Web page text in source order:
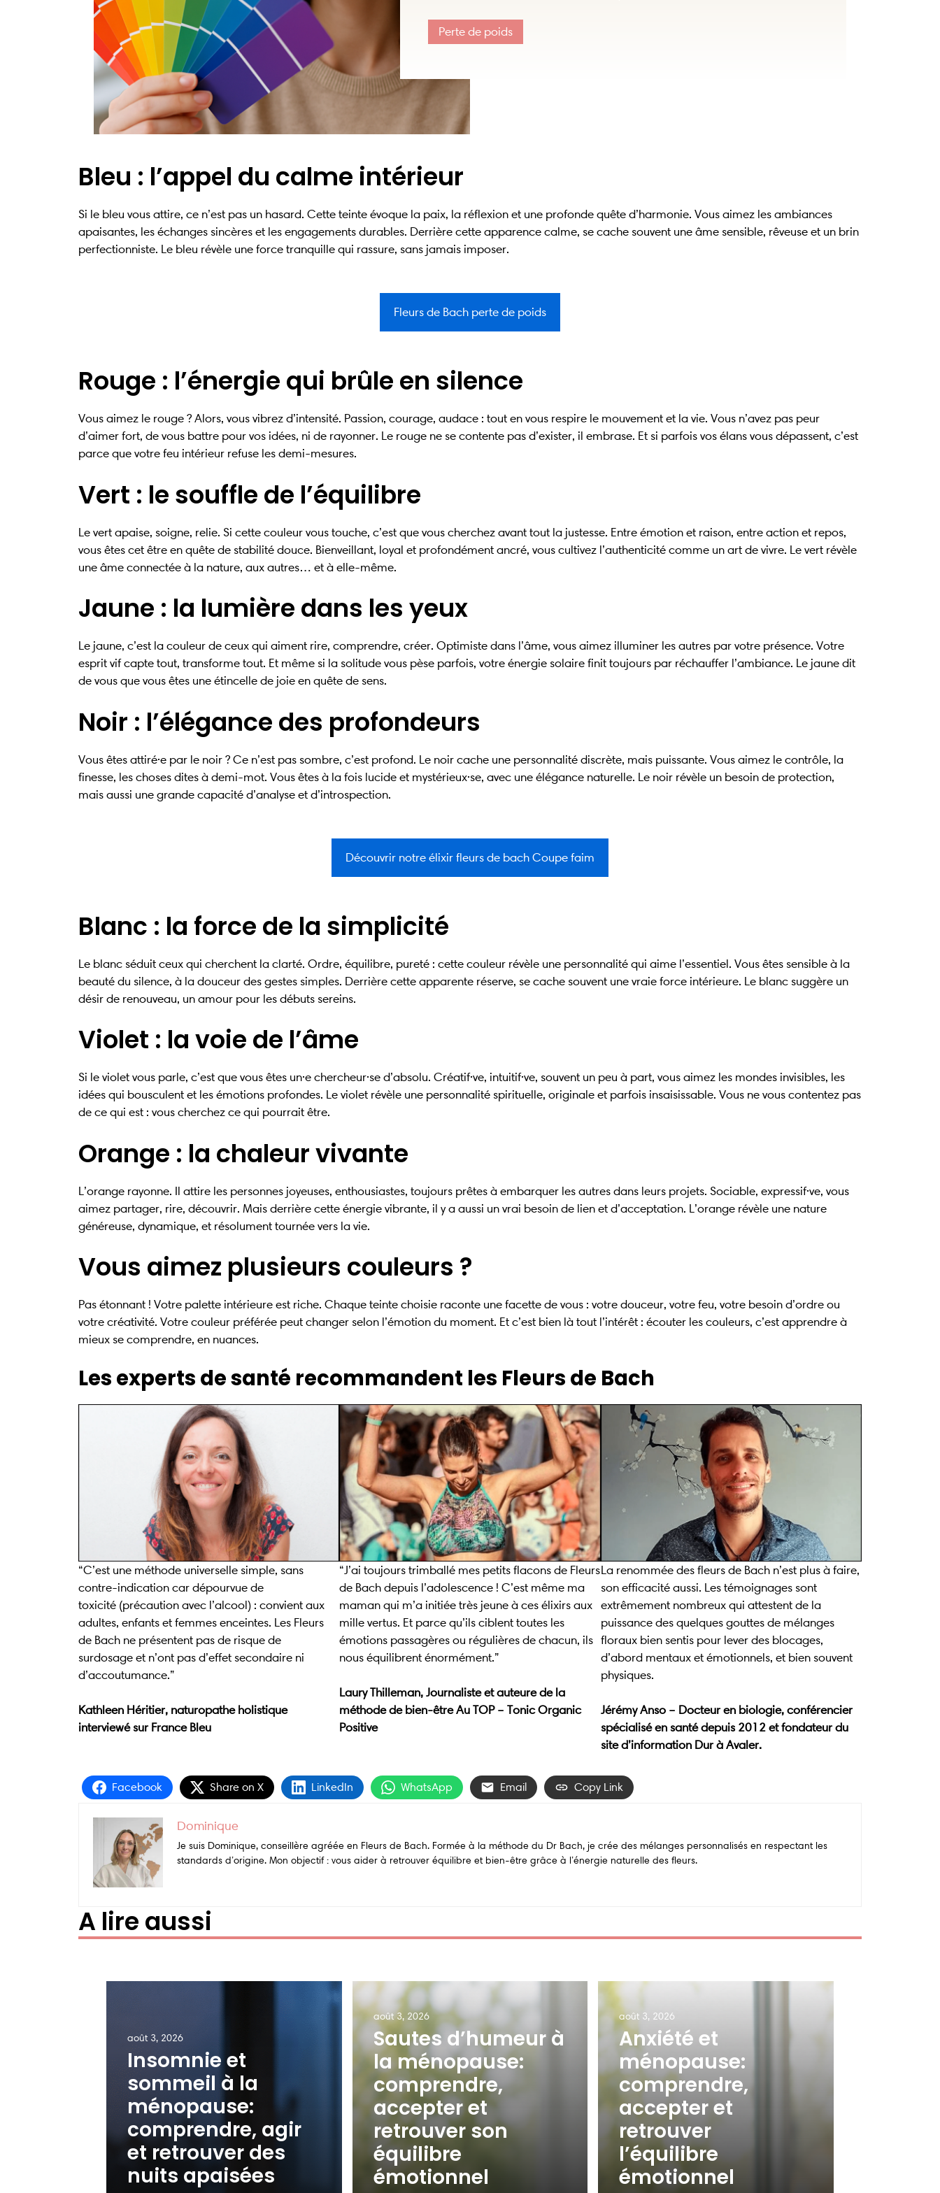
Perte de poids
Bleu : l’appel du calme intérieur
Si le bleu vous attire, ce n’est pas un hasard. Cette teinte évoque la paix, la réflexion et une profonde quête d’harmonie. Vous aimez les ambiances
apaisantes, les échanges sincères et les engagements durables. Derrière cette apparence calme, se cache souvent une âme sensible, rêveuse et un brin
perfectionniste. Le bleu révèle une force tranquille qui rassure, sans jamais imposer.
Fleurs de Bach perte de poids
Rouge : l’énergie qui brûle en silence
Vous aimez le rouge ? Alors, vous vibrez d’intensité. Passion, courage, audace : tout en vous respire le mouvement et la vie. Vous n’avez pas peur
d’aimer fort, de vous battre pour vos idées, ni de rayonner. Le rouge ne se contente pas d’exister, il embrase. Et si parfois vos élans vous dépassent, c’est
parce que votre feu intérieur refuse les demi-mesures.
Vert : le souffle de l’équilibre
Le vert apaise, soigne, relie. Si cette couleur vous touche, c’est que vous cherchez avant tout la justesse. Entre émotion et raison, entre action et repos,
vous êtes cet être en quête de stabilité douce. Bienveillant, loyal et profondément ancré, vous cultivez l’authenticité comme un art de vivre. Le vert révèle
une âme connectée à la nature, aux autres… et à elle-même.
Jaune : la lumière dans les yeux
Le jaune, c’est la couleur de ceux qui aiment rire, comprendre, créer. Optimiste dans l’âme, vous aimez illuminer les autres par votre présence. Votre
esprit vif capte tout, transforme tout. Et même si la solitude vous pèse parfois, votre énergie solaire finit toujours par réchauffer l’ambiance. Le jaune dit
de vous que vous êtes une étincelle de joie en quête de sens.
Noir : l’élégance des profondeurs
Vous êtes attiré·e par le noir ? Ce n’est pas sombre, c’est profond. Le noir cache une personnalité discrète, mais puissante. Vous aimez le contrôle, la
finesse, les choses dites à demi-mot. Vous êtes à la fois lucide et mystérieux·se, avec une élégance naturelle. Le noir révèle un besoin de protection,
mais aussi une grande capacité d’analyse et d’introspection.
Découvrir notre élixir fleurs de bach Coupe faim
Blanc : la force de la simplicité
Le blanc séduit ceux qui cherchent la clarté. Ordre, équilibre, pureté : cette couleur révèle une personnalité qui aime l’essentiel. Vous êtes sensible à la
beauté du silence, à la douceur des gestes simples. Derrière cette apparente réserve, se cache souvent une vraie force intérieure. Le blanc suggère un
désir de renouveau, un amour pour les débuts sereins.
Violet : la voie de l’âme
Si le violet vous parle, c’est que vous êtes un·e chercheur·se d’absolu. Créatif·ve, intuitif·ve, souvent un peu à part, vous aimez les mondes invisibles, les
idées qui bousculent et les émotions profondes. Le violet révèle une personnalité spirituelle, originale et parfois insaisissable. Vous ne vous contentez pas
de ce qui est : vous cherchez ce qui pourrait être.
Orange : la chaleur vivante
L’orange rayonne. Il attire les personnes joyeuses, enthousiastes, toujours prêtes à embarquer les autres dans leurs projets. Sociable, expressif·ve, vous
aimez partager, rire, découvrir. Mais derrière cette énergie vibrante, il y a aussi un vrai besoin de lien et d’acceptation. L’orange révèle une nature
généreuse, dynamique, et résolument tournée vers la vie.
Vous aimez plusieurs couleurs ?
Pas étonnant ! Votre palette intérieure est riche. Chaque teinte choisie raconte une facette de vous : votre douceur, votre feu, votre besoin d’ordre ou
votre créativité. Votre couleur préférée peut changer selon l’émotion du moment. Et c’est bien là tout l’intérêt : écouter les couleurs, c’est apprendre à
mieux se comprendre, en nuances.
Les experts de santé recommandent les Fleurs de Bach
“C’est une méthode universelle simple, sans
contre-indication car dépourvue de
toxicité (précaution avec l’alcool) : convient aux
adultes, enfants et femmes enceintes. Les Fleurs
de Bach ne présentent pas de risque de
surdosage et n’ont pas d’effet secondaire ni
d’accoutumance.”
Kathleen Héritier, naturopathe holistique
interviewé sur France Bleu
“J’ai toujours trimballé mes petits flacons de Fleurs
de Bach depuis l’adolescence ! C’est même ma
maman qui m’a initiée très jeune à ces élixirs aux
mille vertus. Et parce qu’ils ciblent toutes les
émotions passagères ou régulières de chacun, ils
nous équilibrent énormément.”
Laury Thilleman, Journaliste et auteure de la
méthode de bien-être Au TOP – Tonic Organic
Positive
La renommée des fleurs de Bach n’est plus à faire,
son efficacité aussi. Les témoignages sont
extrêmement nombreux qui attestent de la
puissance des quelques gouttes de mélanges
floraux bien sentis pour lever des blocages,
d’abord mentaux et émotionnels, et bien souvent
physiques.
Jérémy Anso – Docteur en biologie, conférencier
spécialisé en santé depuis 2012 et fondateur du
site d’information Dur à Avaler.
Facebook Share on X LinkedIn WhatsApp Email Copy Link
Dominique
Je suis Dominique, conseillère agréée en Fleurs de Bach. Formée à la méthode du Dr Bach, je crée des mélanges personnalisés en respectant les
standards d’origine. Mon objectif : vous aider à retrouver équilibre et bien-être grâce à l’énergie naturelle des fleurs.
A lire aussi
août 3, 2026
Insomnie et
sommeil à la
ménopause:
comprendre, agir
et retrouver des
nuits apaisées
août 3, 2026
Sautes d’humeur à
la ménopause:
comprendre,
accepter et
retrouver son
équilibre
émotionnel
août 3, 2026
Anxiété et
ménopause:
comprendre,
accepter et
retrouver
l’équilibre
émotionnel